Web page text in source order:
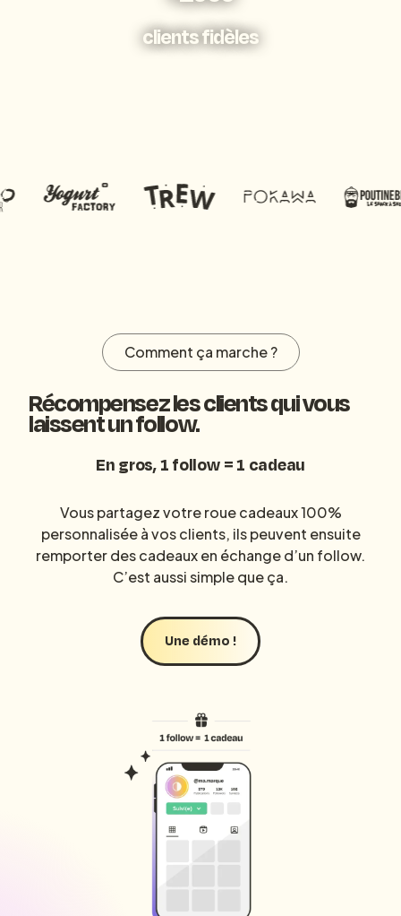
clients fidèles
Comment ça marche ?
Récompensez les clients qui vous
laissent un follow.
En gros, 1 follow = 1 cadeau
Vous partagez votre roue cadeaux 100%
personnalisée à vos clients, ils peuvent ensuite
remporter des cadeaux en échange d’un follow.
C’est aussi simple que ça.
Une démo !